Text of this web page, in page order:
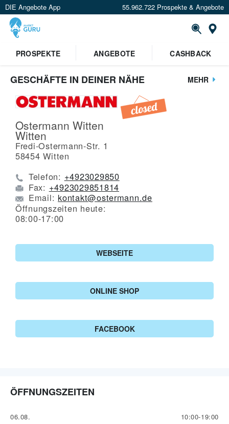
DIE Angebote App 55.962.722 Prospekte & Angebote
PROSPEKTE
ANGEBOTE CASHBACK
GESCHÄFTE IN DEINER NÄHE MEHR
Ostermann Witten
Witten
Fredi-Ostermann-Str. 1
58454 Witten
Telefon: +4923029850
Fax: +4923029851814
Email: kontakt@ostermann.de
Öffnungszeiten heute:
08:00-17:00
WEBSEITE
ONLINE SHOP
FACEBOOK
ÖFFNUNGSZEITEN
06.08.
10:00-19:00